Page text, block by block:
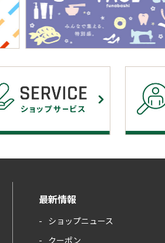
最新情報
ショップニュース
クーポン